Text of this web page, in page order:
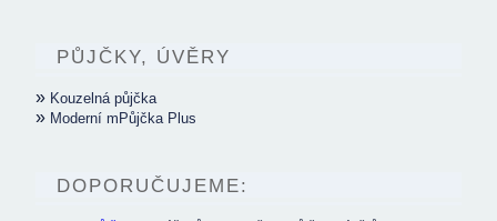
PŮJČKY, ÚVĚRY
» Kouzelná půjčka
» Moderní mPůjčka Plus
DOPORUČUJEME: